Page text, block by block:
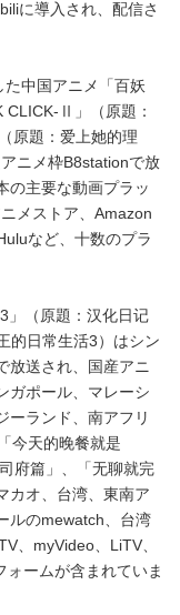
に導入され、配信さ
中国アニメ「百妖
CLICK-Ⅱ」（原題：
原題：爱上她的理
ニメ枠B8stationで放
の主要な動画プラッ
メストア、Amazon
など、十数のプラ
」（原題：汉化日记
的日常生活3）はシン
放送され、国産アニ
ガポール、マレーシ
ーランド、南アフリ
今天的晚餐就是
府篇」、「无聊就完
カオ、台湾、東南ア
ルのmewatch、台湾
、myVideo、LiTV、
ームが含まれていま